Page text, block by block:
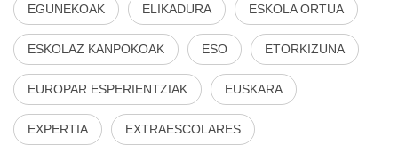
EGUNEKOAK ELIKADURA ESKOLA ORTUA
ESKOLAZ KANPOKOAK ESO ETORKIZUNA
EUROPAR ESPERIENTZIAK EUSKARA
EXPERTIA EXTRAESCOLARES